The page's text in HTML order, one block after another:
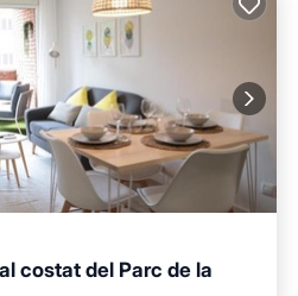
costat del Parc de la